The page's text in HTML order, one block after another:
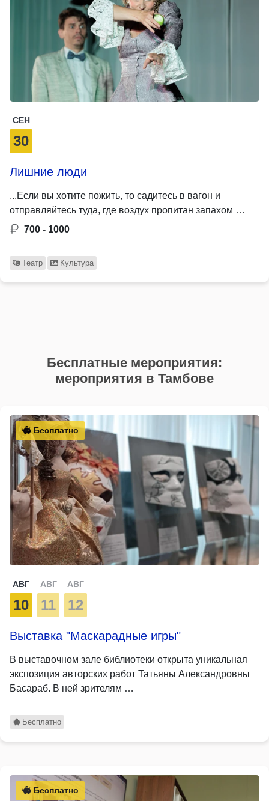
СЕН
30
Лишние люди
...Если вы хотите пожить, то садитесь в вагон и
отправляйтесь туда, где воздух пропитан запахом …
700 - 1000
Театр Культура
Бесплатные мероприятия:
мероприятия в Тамбове
Бесплатно
АВГ
10
АВГ
11
АВГ
12
Выставка "Маскарадные игры"
В выставочном зале библиотеки открыта уникальная
экспозиция авторских работ Татьяны Александровны
Басараб. В ней зрителям …
Бесплатно
Бесплатно